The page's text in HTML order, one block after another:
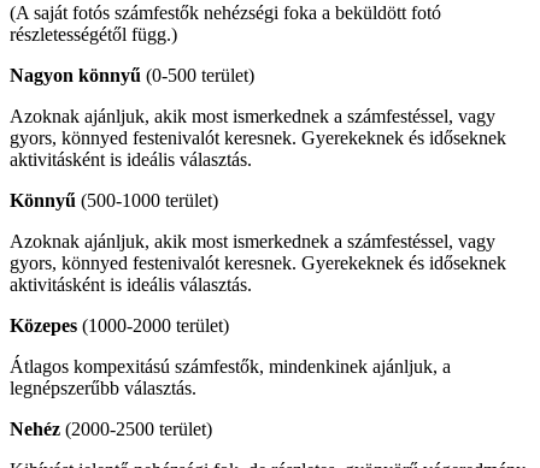
(A saját fotós számfestők nehézségi foka a beküldött fotó
részletességétől függ.)
Nagyon könnyű (0-500 terület)
Azoknak ajánljuk, akik most ismerkednek a számfestéssel, vagy
gyors, könnyed festenivalót keresnek. Gyerekeknek és időseknek
aktivitásként is ideális választás.
Könnyű (500-1000 terület)
Azoknak ajánljuk, akik most ismerkednek a számfestéssel, vagy
gyors, könnyed festenivalót keresnek. Gyerekeknek és időseknek
aktivitásként is ideális választás.
Közepes (1000-2000 terület)
Átlagos kompexitású számfestők, mindenkinek ajánljuk, a
legnépszerűbb választás.
Nehéz (2000-2500 terület)